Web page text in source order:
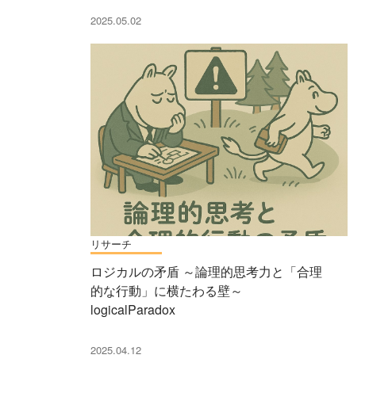
2025.05.02
リサーチ
ロジカルの矛盾 ～論理的思考力と「合理
的な行動」に横たわる壁～
logicalParadox
2025.04.12